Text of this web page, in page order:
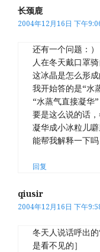
长颈鹿
2004年12月16日 下午
还有一个问题：）
人在冬天戴口罩
这冰晶是怎么形成
我开始答的是“水
“水蒸气直接凝华
要是这么说的话
凝华成小冰粒儿
能帮我解释一下吗
回复
qiusir
2004年12月16日 下午
冬天人说话呼出
是看不见的］